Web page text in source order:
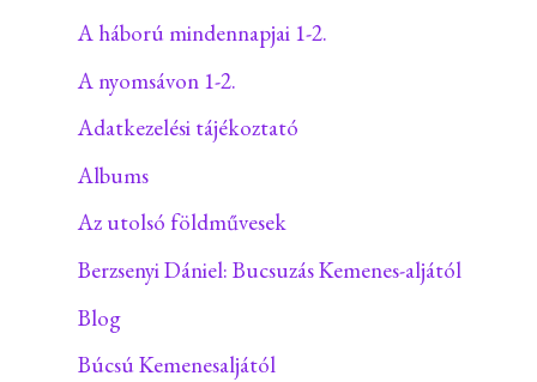
A háború mindennapjai 1-2.
A nyomsávon 1-2.
Adatkezelési tájékoztató
Albums
Az utolsó földművesek
Berzsenyi Dániel: Bucsuzás Kemenes-aljától
Blog
Búcsú Kemenesaljától